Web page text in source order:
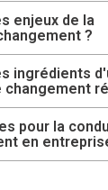
enjeux de la
?
ingrédients
changement
pour la
en